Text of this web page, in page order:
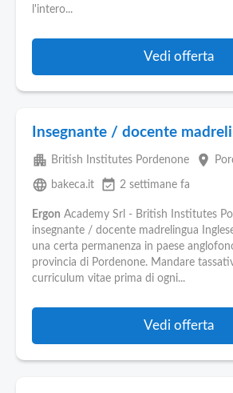
l'intero...
Vedi offerta
Insegnante / docente
apartment British Institutes Pordenone place
language bakeca.it event_available 2 settimane fa
Ergon Academy Srl - British Institutes
insegnante / docente madrelingua
una certa permanenza in paese
provincia di Pordenone. Mandare
curriculum vitae prima di ogni...
Vedi offerta